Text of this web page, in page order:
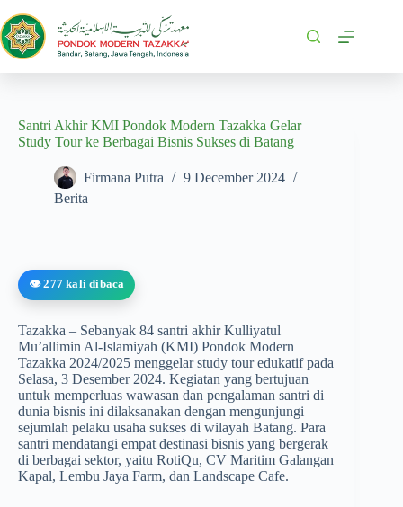
Santri Akhir KMI Pondok Modern Tazakka Gelar
Study Tour ke Berbagai Bisnis Sukses di Batang
Firmana Putra
9 December 2024
Berita
👁️ 277 kali dibaca
Tazakka – Sebanyak 84 santri akhir Kulliyatul
Mu’allimin Al-Islamiyah (KMI) Pondok Modern
Tazakka 2024/2025 menggelar study tour edukatif pada
Selasa, 3 Desember 2024. Kegiatan yang bertujuan
untuk memperluas wawasan dan pengalaman santri di
dunia bisnis ini dilaksanakan dengan mengunjungi
sejumlah pelaku usaha sukses di wilayah Batang. Para
santri mendatangi empat destinasi bisnis yang bergerak
di berbagai sektor, yaitu RotiQu, CV Maritim Galangan
Kapal, Lembu Jaya Farm, dan Landscape Cafe.